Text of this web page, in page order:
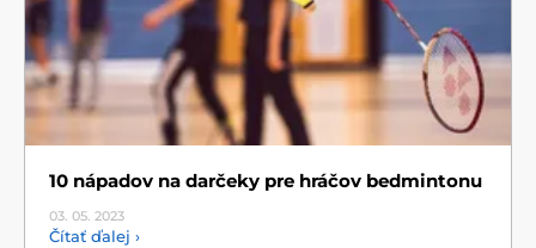
10 nápadov na darčeky pre hráčov bedmintonu
03. 05. 2023
Čítať ďalej ›